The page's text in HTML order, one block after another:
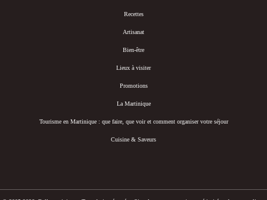
Recettes
Artisanat
Bien-être
Lieux à visiter
Promotions
La Martinique
Tourisme en Martinique : que faire, que voir et comment organiser votre séjour
Cuisine & Saveurs